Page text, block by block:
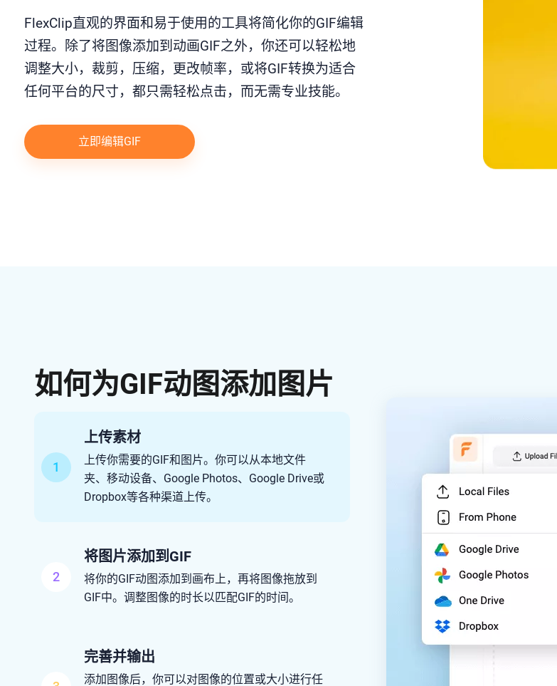
FlexClip直观的界面和易于使用的工具将简化你的GIF编辑
过程。除了将图像添加到动画GIF之外，你还可以轻松地
调整大小，裁剪，压缩，更改帧率，或将GIF转换为适合
任何平台的尺寸，都只需轻松点击，而无需专业技能。
立即编辑GIF
如何为GIF动图添加图片
1
上传素材
上传你需要的GIF和图片。你可以从本地文件
夹、移动设备、Google Photos、Google Drive或
Dropbox等各种渠道上传。
2
将图片添加到GIF
将你的GIF动图添加到画布上，再将图像拖放到
GIF中。调整图像的时长以匹配GIF的时间。
完善并输出
添加图像后，你可以对图像的位置或大小进行任